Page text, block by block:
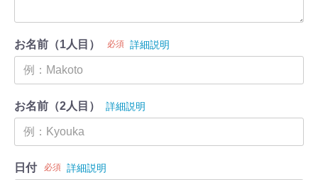
お名前（1人目） 必須 詳細説明
お名前（2人目） 詳細説明
日付 必須 詳細説明